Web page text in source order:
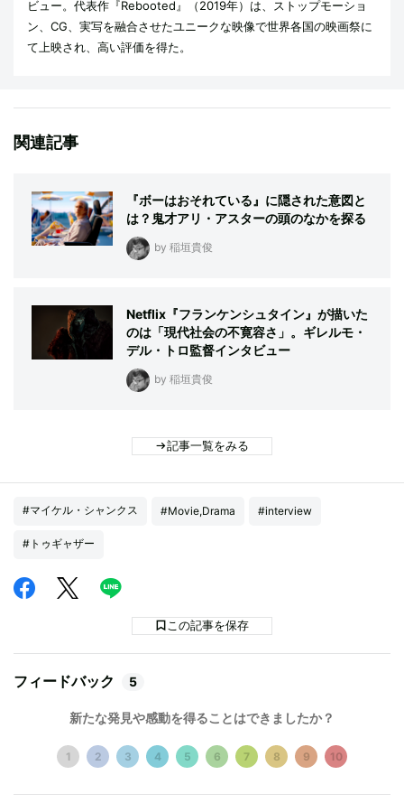
ビュー。代表作『Rebooted』（2019年）は、ストップモーショ
ン、CG、実写を融合させたユニークな映像で世界各国の映画祭に
て上映され、高い評価を得た。
関連記事
『ボーはおそれている』に隠された意図と
は？鬼才アリ・アスターの頭のなかを探る
by 稲垣貴俊
Netflix『フランケンシュタイン』が描いた
のは「現代社会の不寛容さ」。ギレルモ・
デル・トロ監督インタビュー
by 稲垣貴俊
記事一覧をみる
#マイケル・シャンクス #Movie,Drama #interview
#トゥギャザー
この記事を保存
フィードバック 5
新たな発見や感動を得ることはできましたか？
1 2 3 4 5 6 7 8 9 10